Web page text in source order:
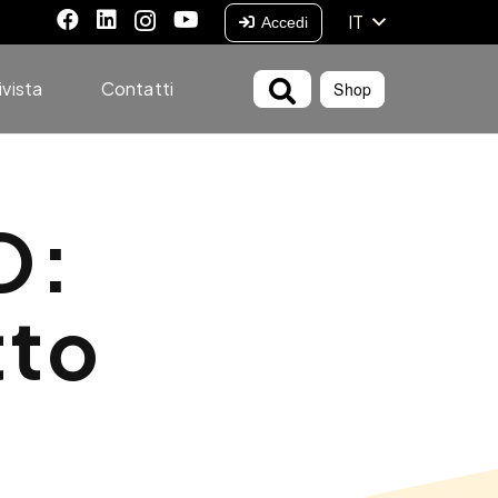
Accedi IT
Contatti Shop